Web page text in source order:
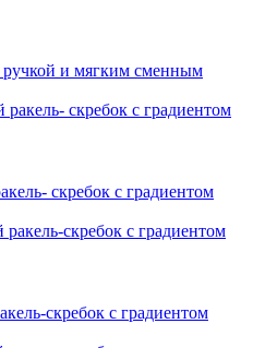
ручкой и мягким сменным
скребок с градиентом
скребок с градиентом